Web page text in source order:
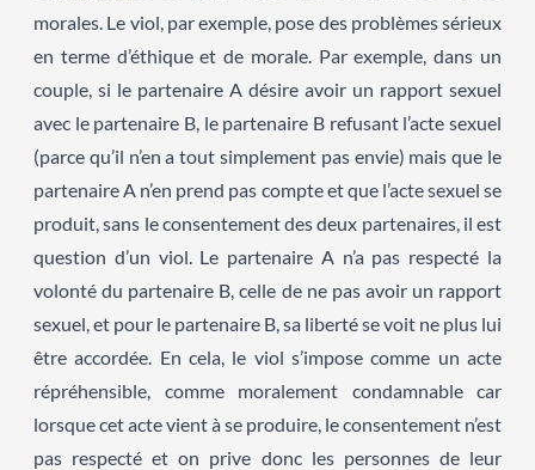
morales. Le viol, par exemple, pose des problèmes sérieux
en terme d’éthique et de morale. Par exemple, dans un
couple, si le partenaire A désire avoir un rapport sexuel
avec le partenaire B, le partenaire B refusant l’acte sexuel
(parce qu’il n’en a tout simplement pas envie) mais que le
partenaire A n’en prend pas compte et que l’acte sexuel se
produit, sans le consentement des deux partenaires, il est
question d’un viol. Le partenaire A n’a pas respecté la
volonté du partenaire B, celle de ne pas avoir un rapport
sexuel, et pour le partenaire B, sa liberté se voit ne plus lui
être accordée. En cela, le viol s’impose comme un acte
répréhensible, comme moralement condamnable car
lorsque cet acte vient à se produire, le consentement n’est
pas respecté et on prive donc les personnes de leur